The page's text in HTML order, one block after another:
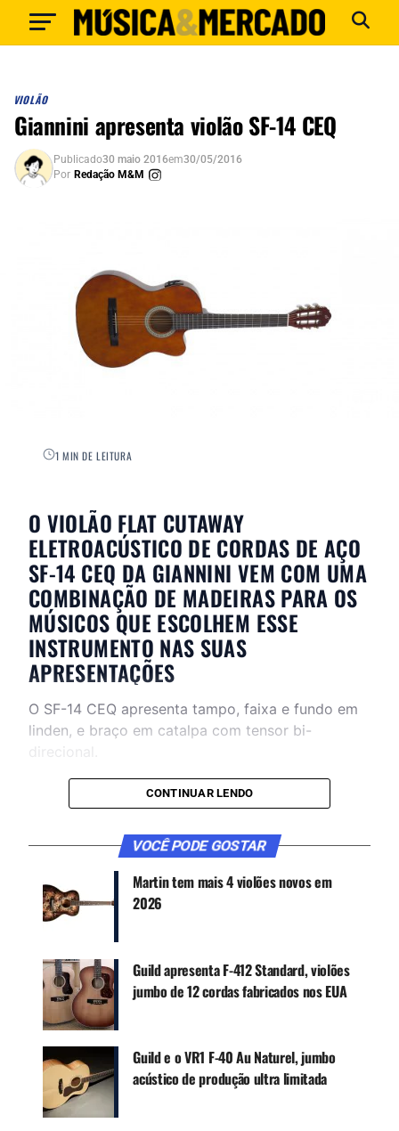
VIOLÃO
Giannini apresenta violão SF-14 CEQ
Publicado30 maio 2016em30/05/2016
Por Redação M&M
1 MIN DE LEITURA
O VIOLÃO FLAT CUTAWAY
ELETROACÚSTICO DE CORDAS DE AÇO
SF-14 CEQ DA GIANNINI VEM COM UMA
COMBINAÇÃO DE MADEIRAS PARA OS
MÚSICOS QUE ESCOLHEM ESSE
INSTRUMENTO NAS SUAS
APRESENTAÇÕES
O SF-14 CEQ apresenta tampo, faixa e fundo em
linden, e braço em catalpa com tensor bi-
Receba novas matérias do Música & Mercado no
WhatsApp e no Google News.
Google News
Sua escala vem em maple escurecido e com
tarraxas clássicas niqueladas. Disponível na cor
Natural (N).
CONTINUAR LENDO
VOCÊ PODE GOSTAR
Martin tem mais 4 violões novos em
2026
Guild apresenta F-412 Standard, violões
jumbo de 12 cordas fabricados nos EUA
Guild e o VR1 F-40 Au Naturel, jumbo
acústico de produção ultra limitada